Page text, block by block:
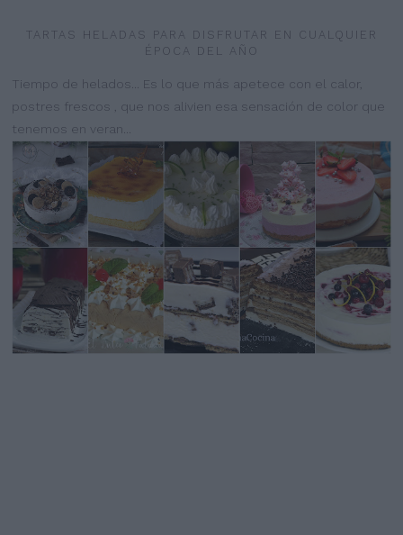
TARTAS HELADAS PARA DISFRUTAR EN CUALQUIER
ÉPOCA DEL AÑO
Tiempo de helados... Es lo que más apetece con el calor,
postres frescos , que nos alivien esa sensación de color que
tenemos en veran...